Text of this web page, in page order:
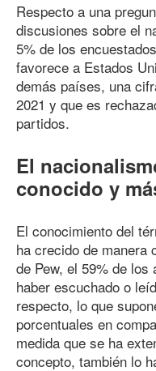
Respecto a una
discusiones sobre el
5% de los
favorece a Estados
demás países, una
2021 y que es
partidos.
El
conocido y
El conocimiento del
ha crecido de manera
de Pew, el 59% de
haber escuchado o
respecto, lo que
porcentuales en
medida que se ha
concepto, también lo